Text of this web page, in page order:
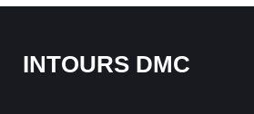
INTOURS DMC